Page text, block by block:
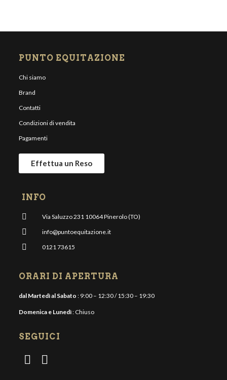
PUNTO EQUITAZIONE
Chi siamo
Brand
Contatti
Condizioni di vendita
Pagamenti
Effettua un Reso
INFO
Via Saluzzo 231 10064 Pinerolo (TO)
info@puntoequitazione.it
0121 73615
ORARI DI APERTURA
dal Martedì al Sabato : 9:00 – 12:30 / 15:30 – 19:30
Domenica e Lunedì: Chiuso
SEGUICI